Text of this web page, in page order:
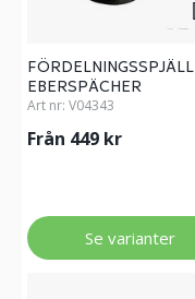
FÖRDELNINGSSPJÄLL
EBERSPÄCHER
Art nr: V04343
Från 449 kr
Se varianter